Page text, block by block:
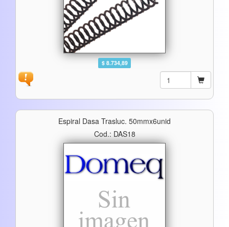
$ 8.734,89
Espiral Dasa Trasluc. 50mmx6unid
Cod.: DAS18